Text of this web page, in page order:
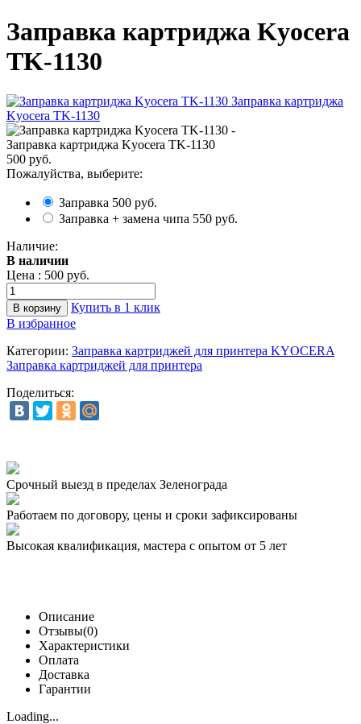
Заправка картриджа Kyocera
TK-1130
Заправка картриджа Kyocera TK-1130
500 руб.
Пожалуйства, выберите:
Заправка 500 руб.
Заправка + замена чипа 550 руб.
Наличие:
В наличии
Цена : 500 руб.
Купить в 1 клик
В избранное
Категории: Заправка картриджей для принтера KYOCERA
Заправка картриджей для принтера
Поделиться:
Срочный выезд в пределах Зеленограда
Работаем по договору, цены и сроки зафиксированы
Высокая квалификация, мастера с опытом от 5 лет
Описание
Отзывы(0)
Характеристики
Оплата
Доставка
Гарантии
Loading...